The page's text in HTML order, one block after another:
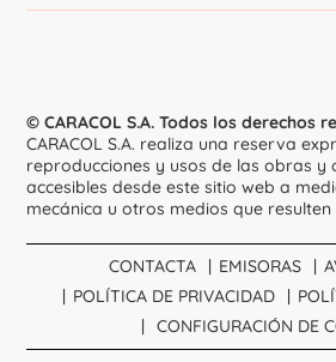
© CARACOL S.A. Todos los derechos
CARACOL S.A. realiza una reserva
reproducciones y usos de las obras y
accesibles desde este sitio web a
mecánica u otros medios que resulten
CONTACTA EMISORAS
POLÍTICA DE PRIVACIDAD
CONFIGURACIÓN DE